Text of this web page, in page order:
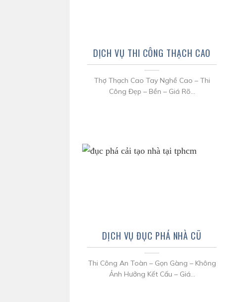
DỊCH VỤ THI CÔNG THẠCH CAO
Thợ Thạch Cao Tay Nghề Cao – Thi
Công Đẹp – Bền – Giá Rõ...
DỊCH VỤ ĐỤC PHÁ NHÀ CŨ
Thi Công An Toàn – Gọn Gàng – Không
Ảnh Hưởng Kết Cấu – Giá...